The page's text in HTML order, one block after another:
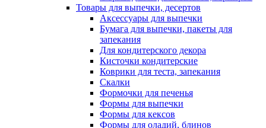
Товары для выпечки, десертов
Аксессуары для выпечки
Бумага для выпечки, пакеты для
запекания
Для кондитерского декора
Кисточки кондитерские
Коврики для теста, запекания
Скалки
Формочки для печенья
Формы для выпечки
Формы для кексов
Формы для оладий, блинов